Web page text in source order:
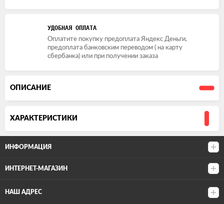
УДОБНАЯ ОПЛАТА
Оплатите покупку предоплата Яндекс Деньги,
предоплата банковским переводом ( на карту
сбербанка) или при получении заказа
ОПИСАНИЕ
ХАРАКТЕРИСТИКИ
ИНФОРМАЦИЯ
ИНТЕРНЕТ-МАГАЗИН
НАШ АДРЕС